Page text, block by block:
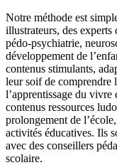
Notre méthode est
illustrateurs, des experts
pédo-psychiatrie,
développement de
contenus stimulants,
leur soif de comprendre
l’apprentissage du vivre
contenus ressources
prolongement de
activités éducatives. Ils
avec des conseillers
scolaire.